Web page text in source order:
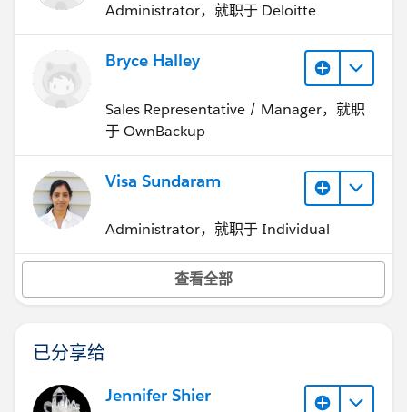
Administrator，就职于 Deloitte
Bryce Halley
Sales Representative / Manager，就职
于 OwnBackup
Visa Sundaram
Administrator，就职于 Individual
查看全部
已分享给
Jennifer Shier